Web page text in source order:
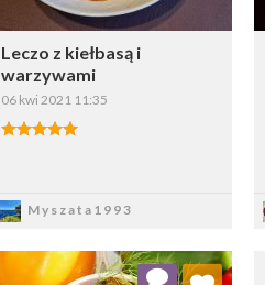
Leczo z kiełbasą i
warzywami
06 kwi 2021 11:35
Myszata1993
Dodaj do ulubionych